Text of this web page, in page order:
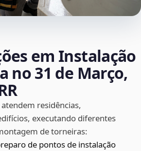
em Instalação
no 31 de Março,
residências,
executando diferentes
de torneiras:
de pontos de instalação